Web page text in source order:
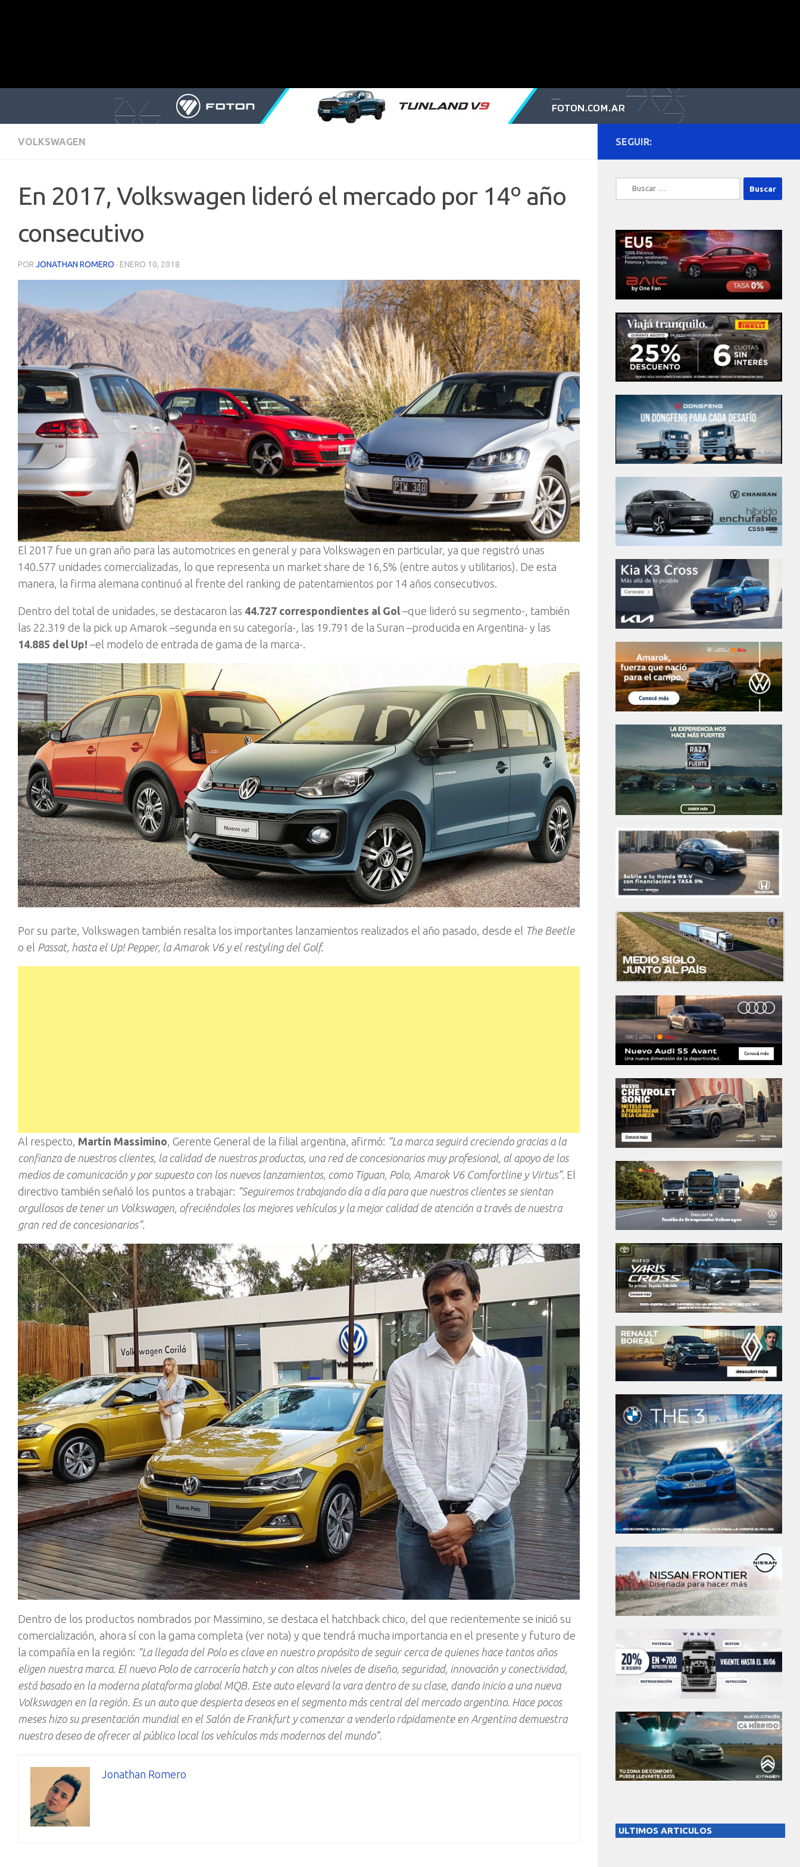
VOLKSWAGEN
En 2017, Volkswagen lideró el mercado por 14º año
consecutivo
POR JONATHAN ROMERO · ENERO 10, 2018
El 2017 fue un gran año para las automotrices en general y para Volkswagen en particular, ya que registró unas
140.577 unidades comercializadas, lo que representa un market share de 16,5% (entre autos y utilitarios). De esta
manera, la firma alemana continuó al frente del ranking de patentamientos por 14 años consecutivos.
Dentro del total de unidades, se destacaron las 44.727 correspondientes al Gol –que lideró su segmento-, también
las 22.319 de la pick up Amarok –segunda en su categoría-, las 19.791 de la Suran –producida en Argentina- y las
14.885 del Up! –el modelo de entrada de gama de la marca-.
Por su parte, Volkswagen también resalta los importantes lanzamientos realizados el año pasado, desde el The Beetle
o el Passat, hasta el Up! Pepper, la Amarok V6 y el restyling del Golf.
Al respecto, Martín Massimino, Gerente General de la filial argentina, afirmó: “La marca seguirá creciendo gracias a la
confianza de nuestros clientes, la calidad de nuestros productos, una red de concesionarios muy profesional, al apoyo de los
medios de comunicación y por supuesto con los nuevos lanzamientos, como Tiguan, Polo, Amarok V6 Comfortline y Virtus”. El
directivo también señaló los puntos a trabajar: “Seguiremos trabajando día a día para que nuestros clientes se sientan
orgullosos de tener un Volkswagen, ofreciéndoles los mejores vehículos y la mejor calidad de atención a través de nuestra
gran red de concesionarios”.
Dentro de los productos nombrados por Massimino, se destaca el hatchback chico, del que recientemente se inició su
comercialización, ahora sí con la gama completa (ver nota) y que tendrá mucha importancia en el presente y futuro de
la compañía en la región: “La llegada del Polo es clave en nuestro propósito de seguir cerca de quienes hace tantos años
eligen nuestra marca. El nuevo Polo de carrocería hatch y con altos niveles de diseño, seguridad, innovación y conectividad,
está basado en la moderna plataforma global MQB. Este auto elevará la vara dentro de su clase, dando inicio a una nueva
Volkswagen en la región. Es un auto que despierta deseos en el segmento más central del mercado argentino. Hace pocos
meses hizo su presentación mundial en el Salón de Frankfurt y comenzar a venderlo rápidamente en Argentina demuestra
nuestro deseo de ofrecer al público local los vehículos más modernos del mundo”.
Jonathan Romero
SEGUIR:
Buscar:
ULTIMOS ARTICULOS